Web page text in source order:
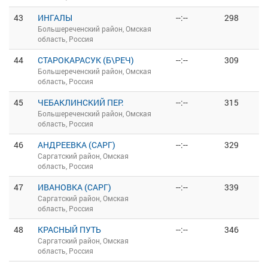
43 ИНГАЛЫ
Большереченский район, Омская
область, Россия
--:-- 298
44 СТАРОКАРАСУК (Б\РЕЧ)
Большереченский район, Омская
область, Россия
--:-- 309
45 ЧЕБАКЛИНСКИЙ ПЕР.
Большереченский район, Омская
область, Россия
--:-- 315
46 АНДРЕЕВКА (САРГ)
Саргатский район, Омская
область, Россия
--:-- 329
47 ИВАНОВКА (САРГ)
Саргатский район, Омская
область, Россия
--:-- 339
48 КРАСНЫЙ ПУТЬ
Саргатский район, Омская
область, Россия
--:-- 346